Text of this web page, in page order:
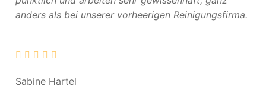
anders als bei unserer vorheerigen Reinigungsfirma.
Sabine Hartel